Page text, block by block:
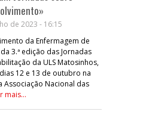
de 2023 - 16:15
da Enfermagem de
3.ª edição das Jornadas
da ULS Matosinhos,
12 e 13 de outubro na
Nacional das
mais...